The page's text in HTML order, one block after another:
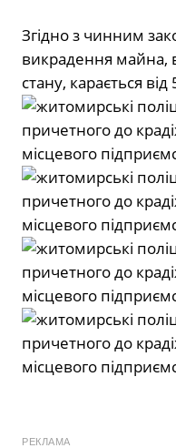
Згідно з чинним
викрадення майна,
стану, карається
РЕКЛАМА